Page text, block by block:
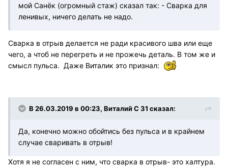
мой Санёк (огромный стаж) сказал так: - Сварка для
ленивых, ничего делать не надо.
Сварка в отрыв делается не ради красивого шва или еще
чего, а чтоб не перегреть и не прожечь деталь. В том же и
смысл пульса. Даже Виталик это признал:
В 26.03.2019 в 00:23, Виталий С 31 сказал:
Да, конечно можно обойтись без пульса и в крайнем
случае сваривать в отрыв!
Хотя я не согласен с ним, что сварка в отрыв- это халтура.